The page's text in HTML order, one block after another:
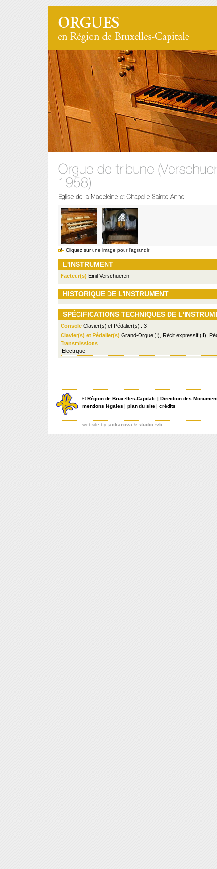
Cliquez sur une image pour l'agrandir
L'INSTRUMENT
Facteur(s) Emil Verschueren
HISTORIQUE DE L'INSTRUMENT
SPÉCIFICATIONS TECHNIQUES DE
Console Clavier(s) et Pédalier(s) : 3
Clavier(s) et Pédalier(s) Grand-Orgue (I), Récit expressif (II),
Transmissions
Electrique
©Région de Bruxelles-Capitale | Direction des
mentions légales | plan du site | crédits
website by jackanova & studio rvb